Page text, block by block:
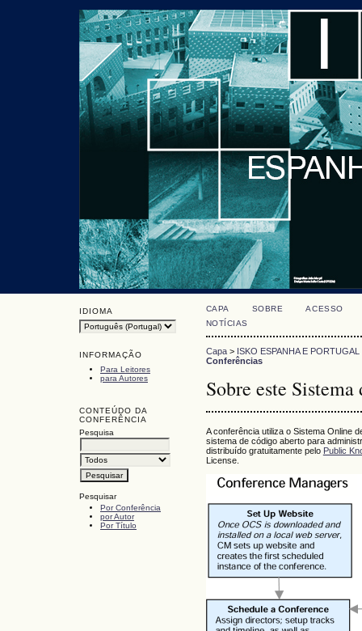
IDIOMA
INFORMAÇÃO
Para Leitores
para Autores
CONTEÚDO DA
CONFERÊNCIA
Pesquisa
Pesquisar
Por Conferência
por Autor
Por Título
CAPA SOBRE
ACESSO
NOTÍCIAS
Capa> ISKO ESPANHA E PORTUGAL
Conferências
Sobre este
A conferência utiliza o Sistema Online
sistema de código aberto para
distribuído gratuitamente pelo Public
License.